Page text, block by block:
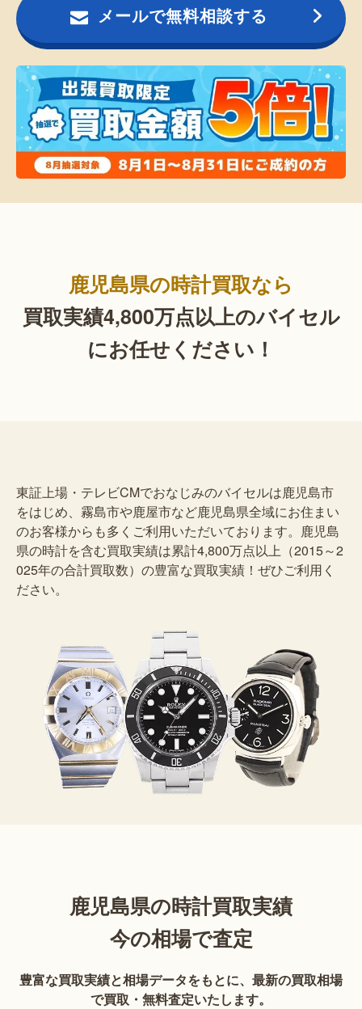
メールで無料相談する
鹿児島県の時計買取なら
買取実績4,800万点以上のバイセル
にお任せください！
東証上場・テレビCMでおなじみのバイセルは鹿児島市
をはじめ、霧島市や鹿屋市など鹿児島県全域にお住まい
のお客様からも多くご利用いただいております。鹿児島
県の時計を含む買取実績は累計4,800万点以上（2015～2
025年の合計買取数）の豊富な買取実績！ぜひご利用く
ださい。
鹿児島県の時計買取実績
今の相場で査定
豊富な買取実績と相場データをもとに、最新の買取相場
で買取・無料査定いたします。